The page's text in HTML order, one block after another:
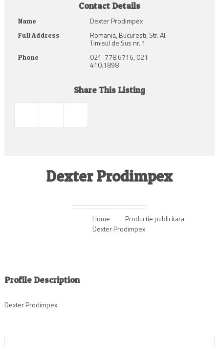
Contact Details
Name Dexter Prodimpex
Full Address Romania, Bucuresti, Str. Al.
Timisul de Sus nr. 1
Phone 021-778.6716, 021-
410.1898
Share This Listing
Dexter Prodimpex
Home
Productie publicitara
Dexter Prodimpex
Profile Description
Dexter Prodimpex